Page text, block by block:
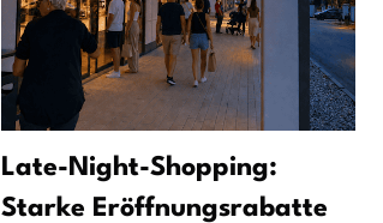
Late-Night-Shopping:
Starke Eröffnungsrabatte